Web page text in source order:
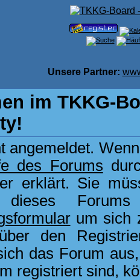
Unsere Partner:
im TKKG-
angemeldet.
des Forums
erklärt. Sie
dieses
um sich
den
das Forum
registriert sind,